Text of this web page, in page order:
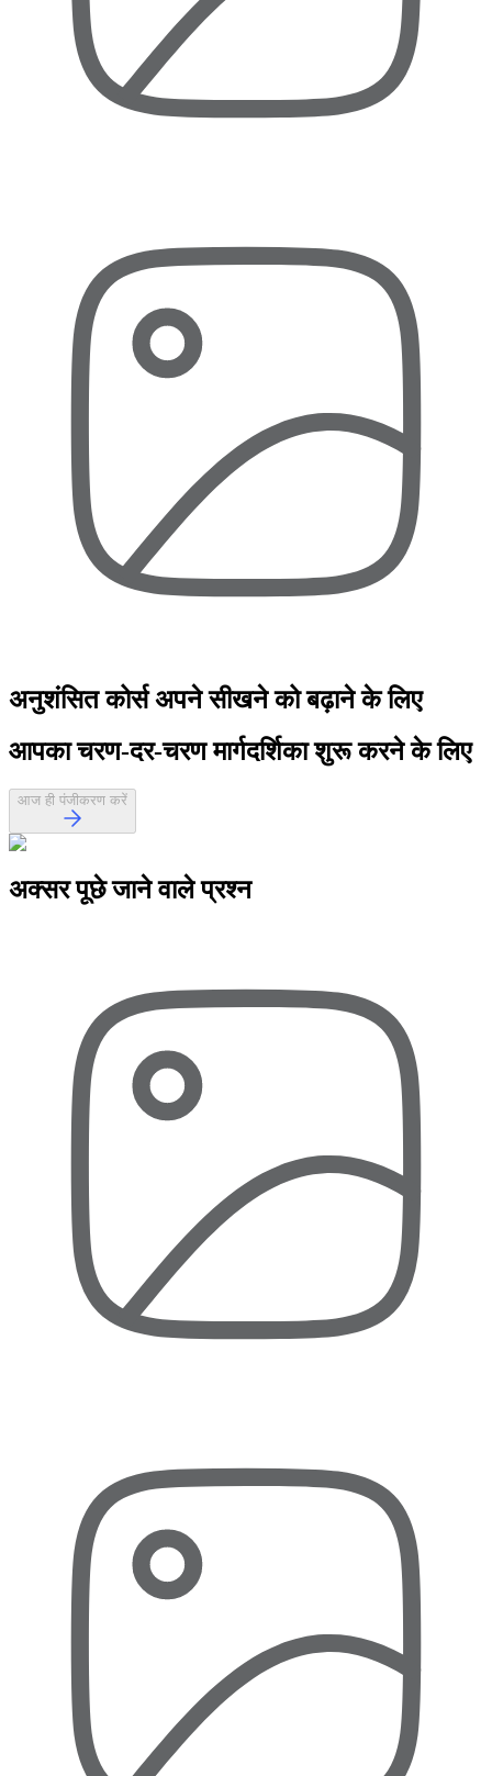
अनुशंसित कोर्स अपने सीखने को बढ़ाने के लिए
आपका चरण-दर-चरण मार्गदर्शिका शुरू करने के लिए
आज ही पंजीकरण करें
अक्सर पूछे जाने वाले प्रश्न